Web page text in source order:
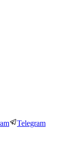
Telegram